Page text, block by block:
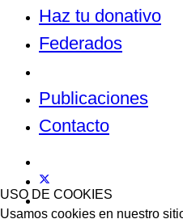
Haz tu donativo
Federados
Publicaciones
Contacto
USO DE COOKIES
Usamos cookies en nuestro